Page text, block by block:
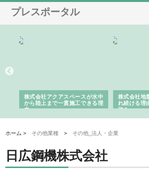
プレスポータル
株式会社アクアスペースが水中
から陸上まで一貫施工できる理
由
株式会社地
れ続ける理
強み
ホーム > その他業種 > その他_法人・企業
日広鋼機株式会社